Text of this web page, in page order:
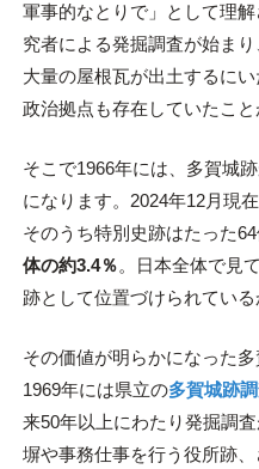
軍事的なとりで」として理
究者による発掘調査が始ま
大量の屋根瓦が出土するに
政治拠点も存在していたこと
そこで1966年には、多賀城
になります。2024年12月現
そのうち特別史跡はたった
体の約3.4％。日本全体で見
跡として位置づけられている
その価値が明らかになった
1969年には県立の多賀城跡
来50年以上にわたり発掘調
塀や事務仕事を行う役所跡